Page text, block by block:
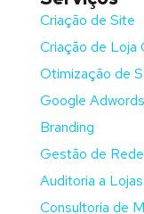
Criação de Site
Criação de Loja
Otimização de
Google Adwords
Branding
Gestão de
Auditoria a
Consultoria de